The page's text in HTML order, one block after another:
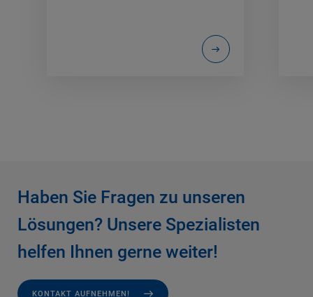
Haben Sie Fragen zu unseren
Lösungen? Unsere Spezialisten
helfen Ihnen gerne weiter!
KONTAKT AUFNEHMEN!